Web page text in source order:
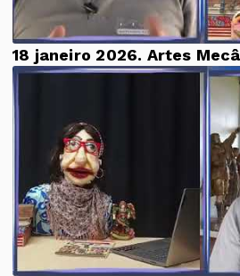
18 janeiro 2026. Artes